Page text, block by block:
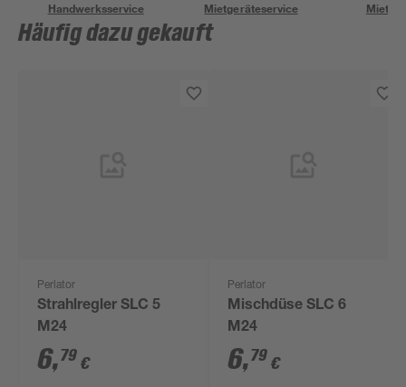
Handwerksservice Mietgeräteservice
Häufig dazu gekauft
Perlator
Strahlregler SLC 5
M24
6,79 €
Perlator
Mischdüse SLC 6
M24
6,79 €